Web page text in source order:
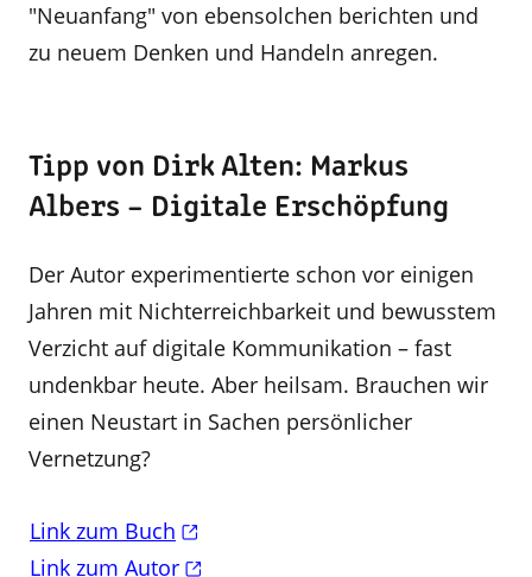
"Neuanfang" von ebensolchen berichten und
zu neuem Denken und Handeln anregen.
Tipp von Dirk Alten: Markus
Albers – Digitale Erschöpfung
Der Autor experimentierte schon vor einigen
Jahren mit Nicht­erreichbarkeit und bewusstem
Verzicht auf digitale Kommuni­kation – fast
undenkbar heute. Aber heilsam. Brauchen wir
einen Neustart in Sachen persönlicher
Vernetzung?
Link zum Buch
Link zum Autor